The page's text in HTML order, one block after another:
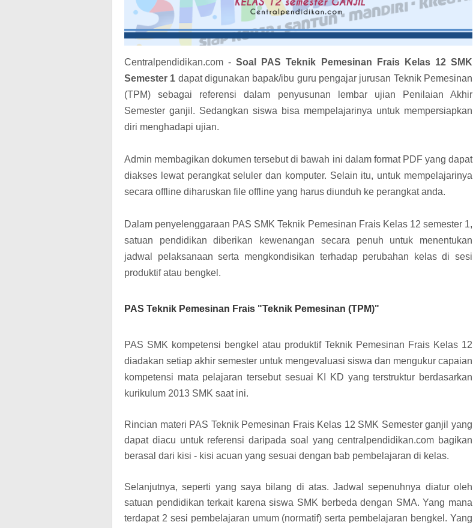
Centralpendidikan.com -Soal PAS Teknik Pemesinan Frais Kelas 12 SMK
Semester 1 dapat digunakan bapak/ibu guru pengajar jurusan Teknik Pemesinan
(TPM) sebagai referensi dalam penyusunan lembar ujian Penilaian Akhir
Semester ganjil. Sedangkan siswa bisa mempelajarinya untuk mempersiapkan
diri menghadapi ujian.
Admin membagikan dokumen tersebut di bawah ini dalam format PDF yang dapat
diakses lewat perangkat seluler dan komputer. Selain itu, untuk mempelajarinya
secara offline diharuskan file offline yang harus diunduh ke perangkat anda.
Dalam penyelenggaraan PAS SMK Teknik Pemesinan Frais Kelas 12 semester 1,
satuan pendidikan diberikan kewenangan secara penuh untuk menentukan
jadwal pelaksanaan serta mengkondisikan terhadap perubahan kelas di sesi
produktif atau bengkel.
PAS Teknik Pemesinan Frais "Teknik Pemesinan (TPM)"
PAS SMK kompetensi bengkel atau produktif Teknik Pemesinan Frais Kelas 12
diadakan setiap akhir semester untuk mengevaluasi siswa dan mengukur capaian
kompetensi mata pelajaran tersebut sesuai KI KD yang terstruktur berdasarkan
kurikulum 2013 SMK saat ini.
Rincian materi PAS Teknik Pemesinan Frais Kelas 12 SMK Semester ganjil yang
dapat diacu untuk referensi daripada soal yang centralpendidikan.com bagikan
berasal dari kisi - kisi acuan yang sesuai dengan bab pembelajaran di kelas.
Selanjutnya, seperti yang saya bilang di atas. Jadwal sepenuhnya diatur oleh
satuan pendidikan terkait karena siswa SMK berbeda dengan SMA. Yang mana
terdapat 2 sesi pembelajaran umum (normatif) serta pembelajaran bengkel. Yang